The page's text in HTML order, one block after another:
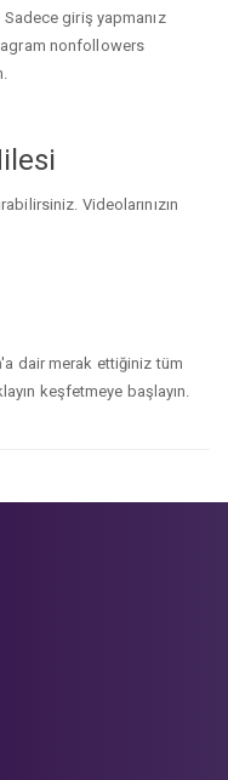
giriş yapmanız
nonfollowers
Videolarınızın
dair merak ettiğiniz tüm
keşfetmeye başlayın.